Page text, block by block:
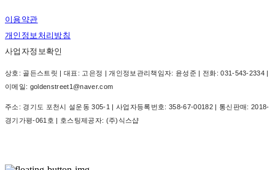
이용약관
개인정보처리방침
사업자정보확인
상호: 골든스트릿 | 대표: 고은정 | 개인정보관리책임자: 윤성준 | 전화: 031-543-2334 |
이메일: goldenstreet1@naver.com
주소: 경기도 포천시 설운동 305-1 | 사업자등록번호: 358-67-00182| 통신판매: 2018-
경기가평-061호 | 호스팅제공자: (주)식스샵